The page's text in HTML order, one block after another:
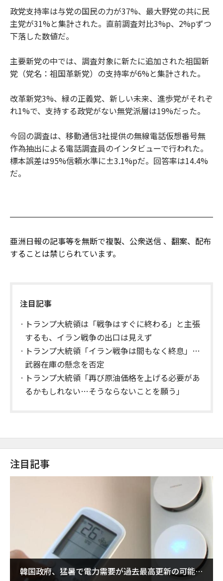
政党支持率は与党の国民の力が37%、最大野党の共に民
主党が31%と集計された。直前調査対比3%p、2%pずつ
下落した数値だ。
主要新党の中では、調査対象に新たに追加された祖国新
党（党名：祖国革新党）の支持率が6%と集計された。
改革新党3%、緑の正義党、新しい未来、進歩党がそれぞ
れ1%で、支持する政党がない無党派層は19%だった。
今回の調査は、移動通信3社提供の無線電話仮想番号無
作為抽出による電話調査員のインタビューで行われた。
標本誤差は95%信頼水準に±3.1%pだ。回答率は14.4%
だ。
亜洲日報の記事等を無断で複製、公衆送信 、翻案、配布
することは禁じられています。
注目記事
トランプ大統領は「戦争はすぐに終わる」と主張
するも、イラン戦争の出口は見えず
トランプ大統領「イラン戦争は間もなく終息」…
武器在庫の懸念を否定
トランプ大統領「再び原油価格を上げる必要があ
るかもしれない…そうならないことを願う」
注目記事
韓国政府、猛暑で電力需要が過去最高更新の可能性